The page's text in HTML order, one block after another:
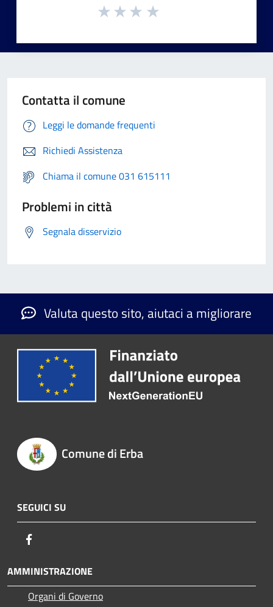
Contatta il comune
Leggi le domande frequenti
Richiedi Assistenza
Chiama il comune 031 615111
Problemi in città
Segnala disservizio
Valuta questo sito, aiutaci a migliorare
Comune di Erba
SEGUICI SU
AMMINISTRAZIONE
Organi di Governo